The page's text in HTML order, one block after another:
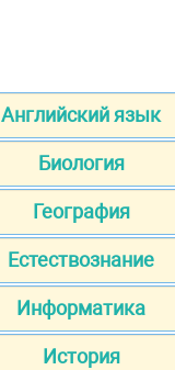
Английский язык
Биология
География
Естествознание
Информатика
История